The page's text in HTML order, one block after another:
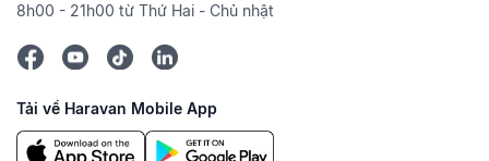
8h00 - 21h00 từ Thứ Hai - Chủ nhật
Tải về Haravan Mobile App